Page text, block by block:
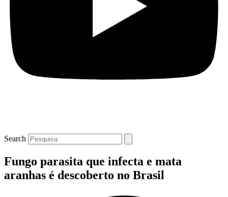
Search
Fungo parasita que infecta e mata
aranhas é descoberto no Brasil